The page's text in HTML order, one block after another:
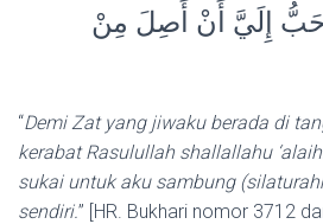
أَحَبُّ إِلَيَّ أَنْ أَصِلَ مِنْ
“Demi Zat yang jiwaku berada di
kerabat Rasulullah shallallahu
sukai untuk aku sambung
sendiri.” [HR. Bukhari nomor 3712